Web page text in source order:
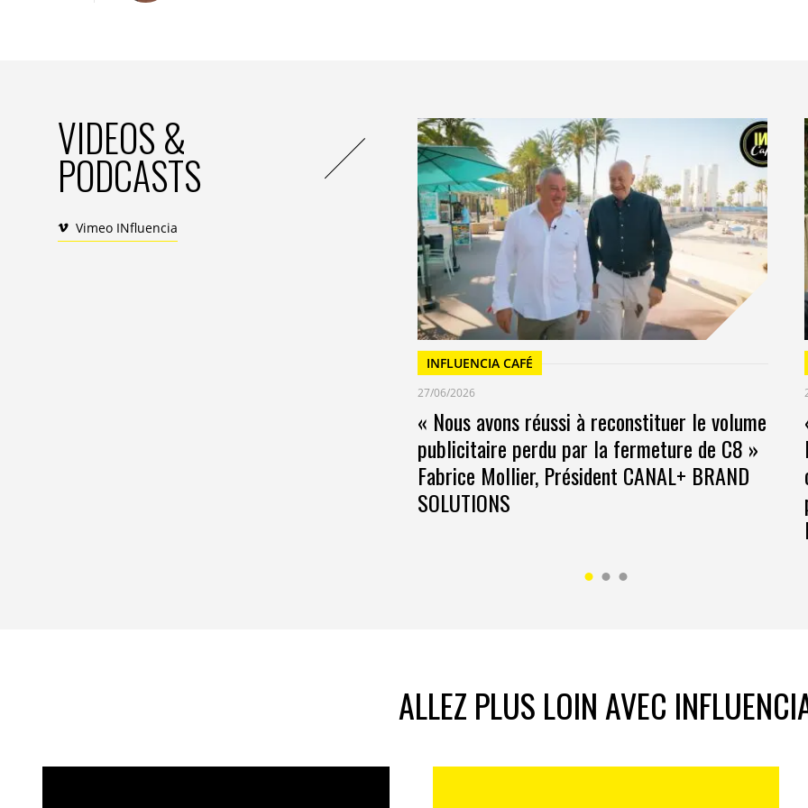
VIDEOS &
PODCASTS
Vimeo INfluencia
INFLUENCIA CAFÉ
27/06/2026
« Nous avons réussi à reconstituer le volume
publicitaire perdu par la fermeture de C8 »
Fabrice Mollier, Président CANAL+ BRAND
SOLUTIONS
ALLEZ PLUS LOIN AVEC